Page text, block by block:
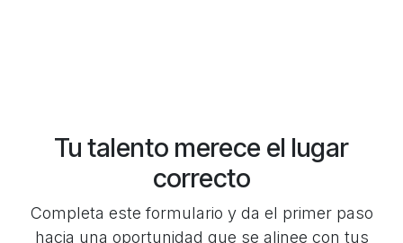
Tu talento merece el lugar
correcto
Completa este formulario y da el primer paso
hacia una oportunidad que se alinee con tus